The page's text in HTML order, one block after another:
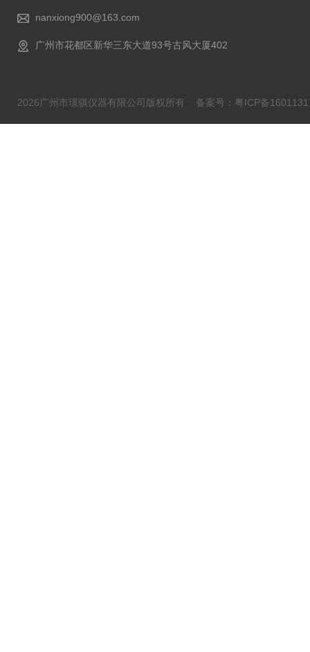
nanxiong900@163.com
广州市花都区新华三东大道93号古风大厦402
2026广州市璟骐仪器有限公司版权所有 备案号：粤ICP备